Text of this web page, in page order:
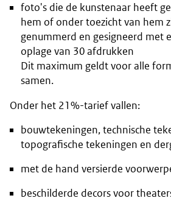
foto's die de kunstenaar heeft
hem of onder toezicht van hem
genummerd en gesigneerd met
oplage van 30 afdrukken
Dit maximum geldt voor alle
samen.
Onder het 21%-tarief vallen:
bouwtekeningen, technische
topografische tekeningen en
met de hand versierde
beschilderde decors voor